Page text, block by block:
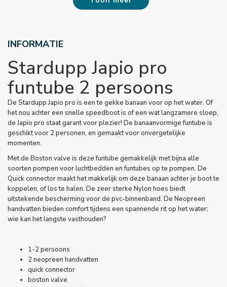
INFORMATIE
Stardupp Japio pro
funtube 2 persoons
De Stardupp Japio pro is een te gekke banaan voor op het water. Of
het nou achter een snelle speedboot is of een wat langzamere sloep,
de Japio pro staat garant voor plezier! De banaanvormige funtube is
geschikt voor 2 personen, en gemaakt voor onvergetelijke
momenten.
Met de Boston valve is deze funtube gemakkelijk met bijna alle
soorten pompen voor luchtbedden en funtubes op te pompen. De
Quick connector maakt het makkelijk om deze banaan achter je boot te
koppelen, of los te halen. De zeer sterke Nylon hoes biedt
uitstekende bescherming voor de pvc-binnenband. De Neopreen
handvatten bieden comfort tijdens een spannende rit op het water;
wie kan het langste vasthouden?
1-2 persoons
2 neopreen handvatten
quick connector
boston valve